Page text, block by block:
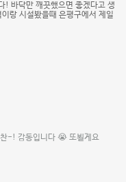
! 바닥만 깨끗했으면 좋겠다고 생
랑 시설봤을때 은평구에서 제일
-! 감동입니다 😭 또뵐게요